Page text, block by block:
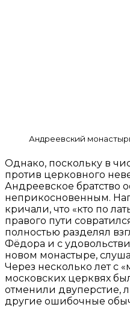
Андреевский
Однако, поскольку в
против церковного
Андреевское братство
неприкосновенным.
кричали, что «кто по
правого пути
полностью разделял
Фёдора и с
новом монастыре,
Через несколько лет с
московских церквях
отменили двуперстие,
другие ошибочные